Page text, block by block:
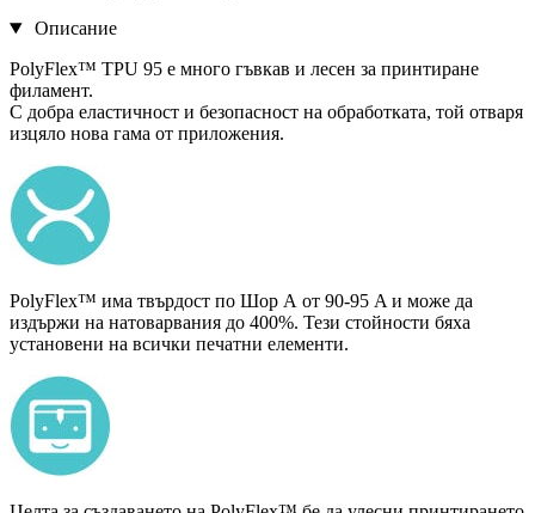
Описание
PolyFlex™ TPU 95 е много гъвкав и лесен за принтиране
филамент.
С добра еластичност и безопасност на обработката, той отваря
изцяло нова гама от приложения.
PolyFlex™ има твърдост по Шор А от 90-95 A и може да
издържи на натоварвания до 400%. Тези стойности бяха
установени на всички печатни елементи.